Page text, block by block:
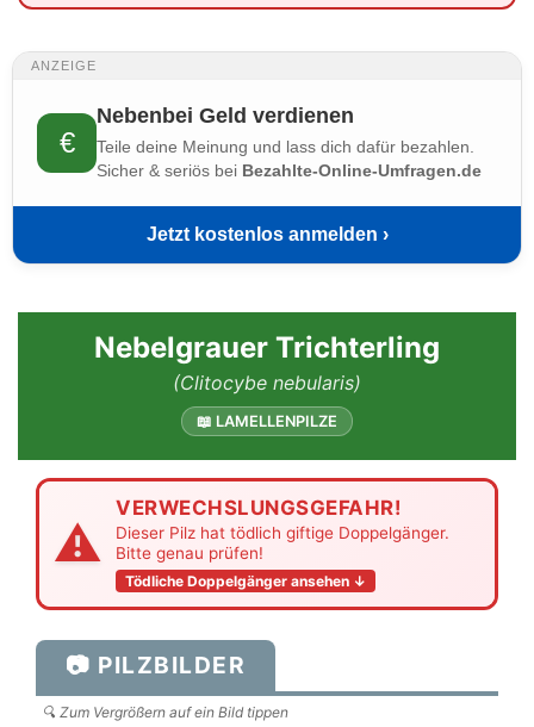
ANZEIGE
€
Nebenbei Geld verdienen
Teile deine Meinung und lass dich dafür bezahlen.
Sicher & seriös bei Bezahlte-Online-Umfragen.de
Jetzt kostenlos anmelden ›
Nebelgrauer Trichterling
(Clitocybe nebularis)
📖 LAMELLENPILZE
⚠
VERWECHSLUNGSGEFAHR!
Dieser Pilz hat tödlich giftige Doppelgänger.
Bitte genau prüfen!
Tödliche Doppelgänger ansehen ↓
📷 PILZBILDER
🔍 Zum Vergrößern auf ein Bild tippen